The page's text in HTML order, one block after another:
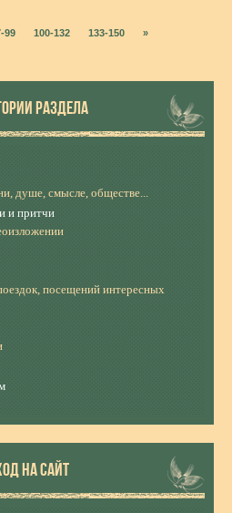
99 100-132 133-150 »
РАЗДЕЛА
душе, смысле, обществе...
и притчи
посещений интересных
НА САЙТ